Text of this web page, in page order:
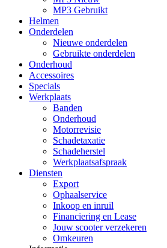
MP3 Gebruikt
Helmen
Onderdelen
Nieuwe onderdelen
Gebruikte onderdelen
Onderhoud
Accessoires
Specials
Werkplaats
Banden
Onderhoud
Motorrevisie
Schadetaxatie
Schadeherstel
Werkplaatsafspraak
Diensten
Export
Ophaalservice
Inkoop en inruil
Financiering en Lease
Jouw scooter verzekeren
Omkeuren